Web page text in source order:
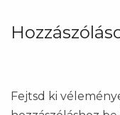
Fejtsd ki